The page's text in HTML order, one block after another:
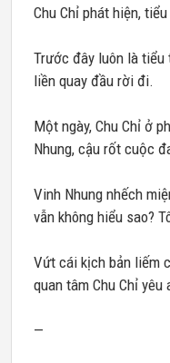
Chu Chỉ phát hiện,
Trước đây luôn là tiểu
liền quay đầu rời đi.
Một ngày, Chu Chỉ ở
Nhung, cậu rốt cuộc
Vinh Nhung nhếch
vẫn không hiểu sao?
Vứt cái kịch bản liếm
quan tâm Chu Chỉ yêu
—